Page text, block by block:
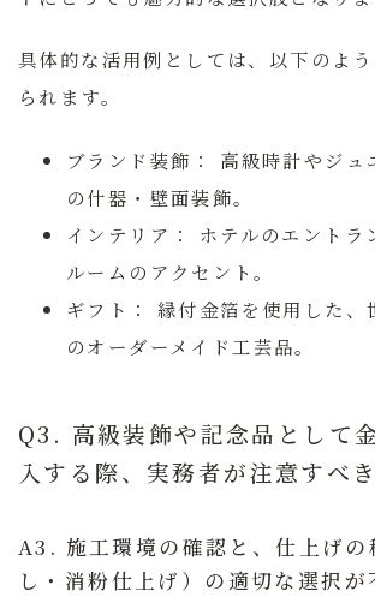
具体的な活用例としては、以下のよ
られます。
ブランド装飾：
高級時計やジュ
の什器・壁面装飾。
インテリア：
ホテルのエントラ
ルームのアクセント。
ギフト：
縁付金箔を使用した、
のオーダーメイド工芸品。
Q3. 高級装飾や記念品として
入する際、実務者が注意すべ
A3. 施工環境の確認と、仕上げの
し・消粉仕上げ）の適切な選択が